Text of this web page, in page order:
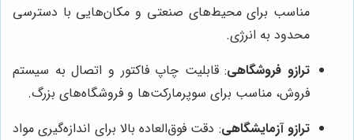
مناسب برای محیط‌های صنعتی و مکان‌هایی با دسترسی
محدود به انرژی.
ترازو فروشگاهی: قابلیت چاپ فاکتور و اتصال به سیستم
فروش، مناسب برای سوپرمارکت‌ها و فروشگاه‌های بزرگ.
ترازو آزمایشگاهی: دقت فوق‌العاده بالا برای اندازه‌گیری مواد